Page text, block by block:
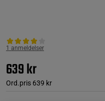
1 anmeldelser
639 kr
Ord.pris 639 kr